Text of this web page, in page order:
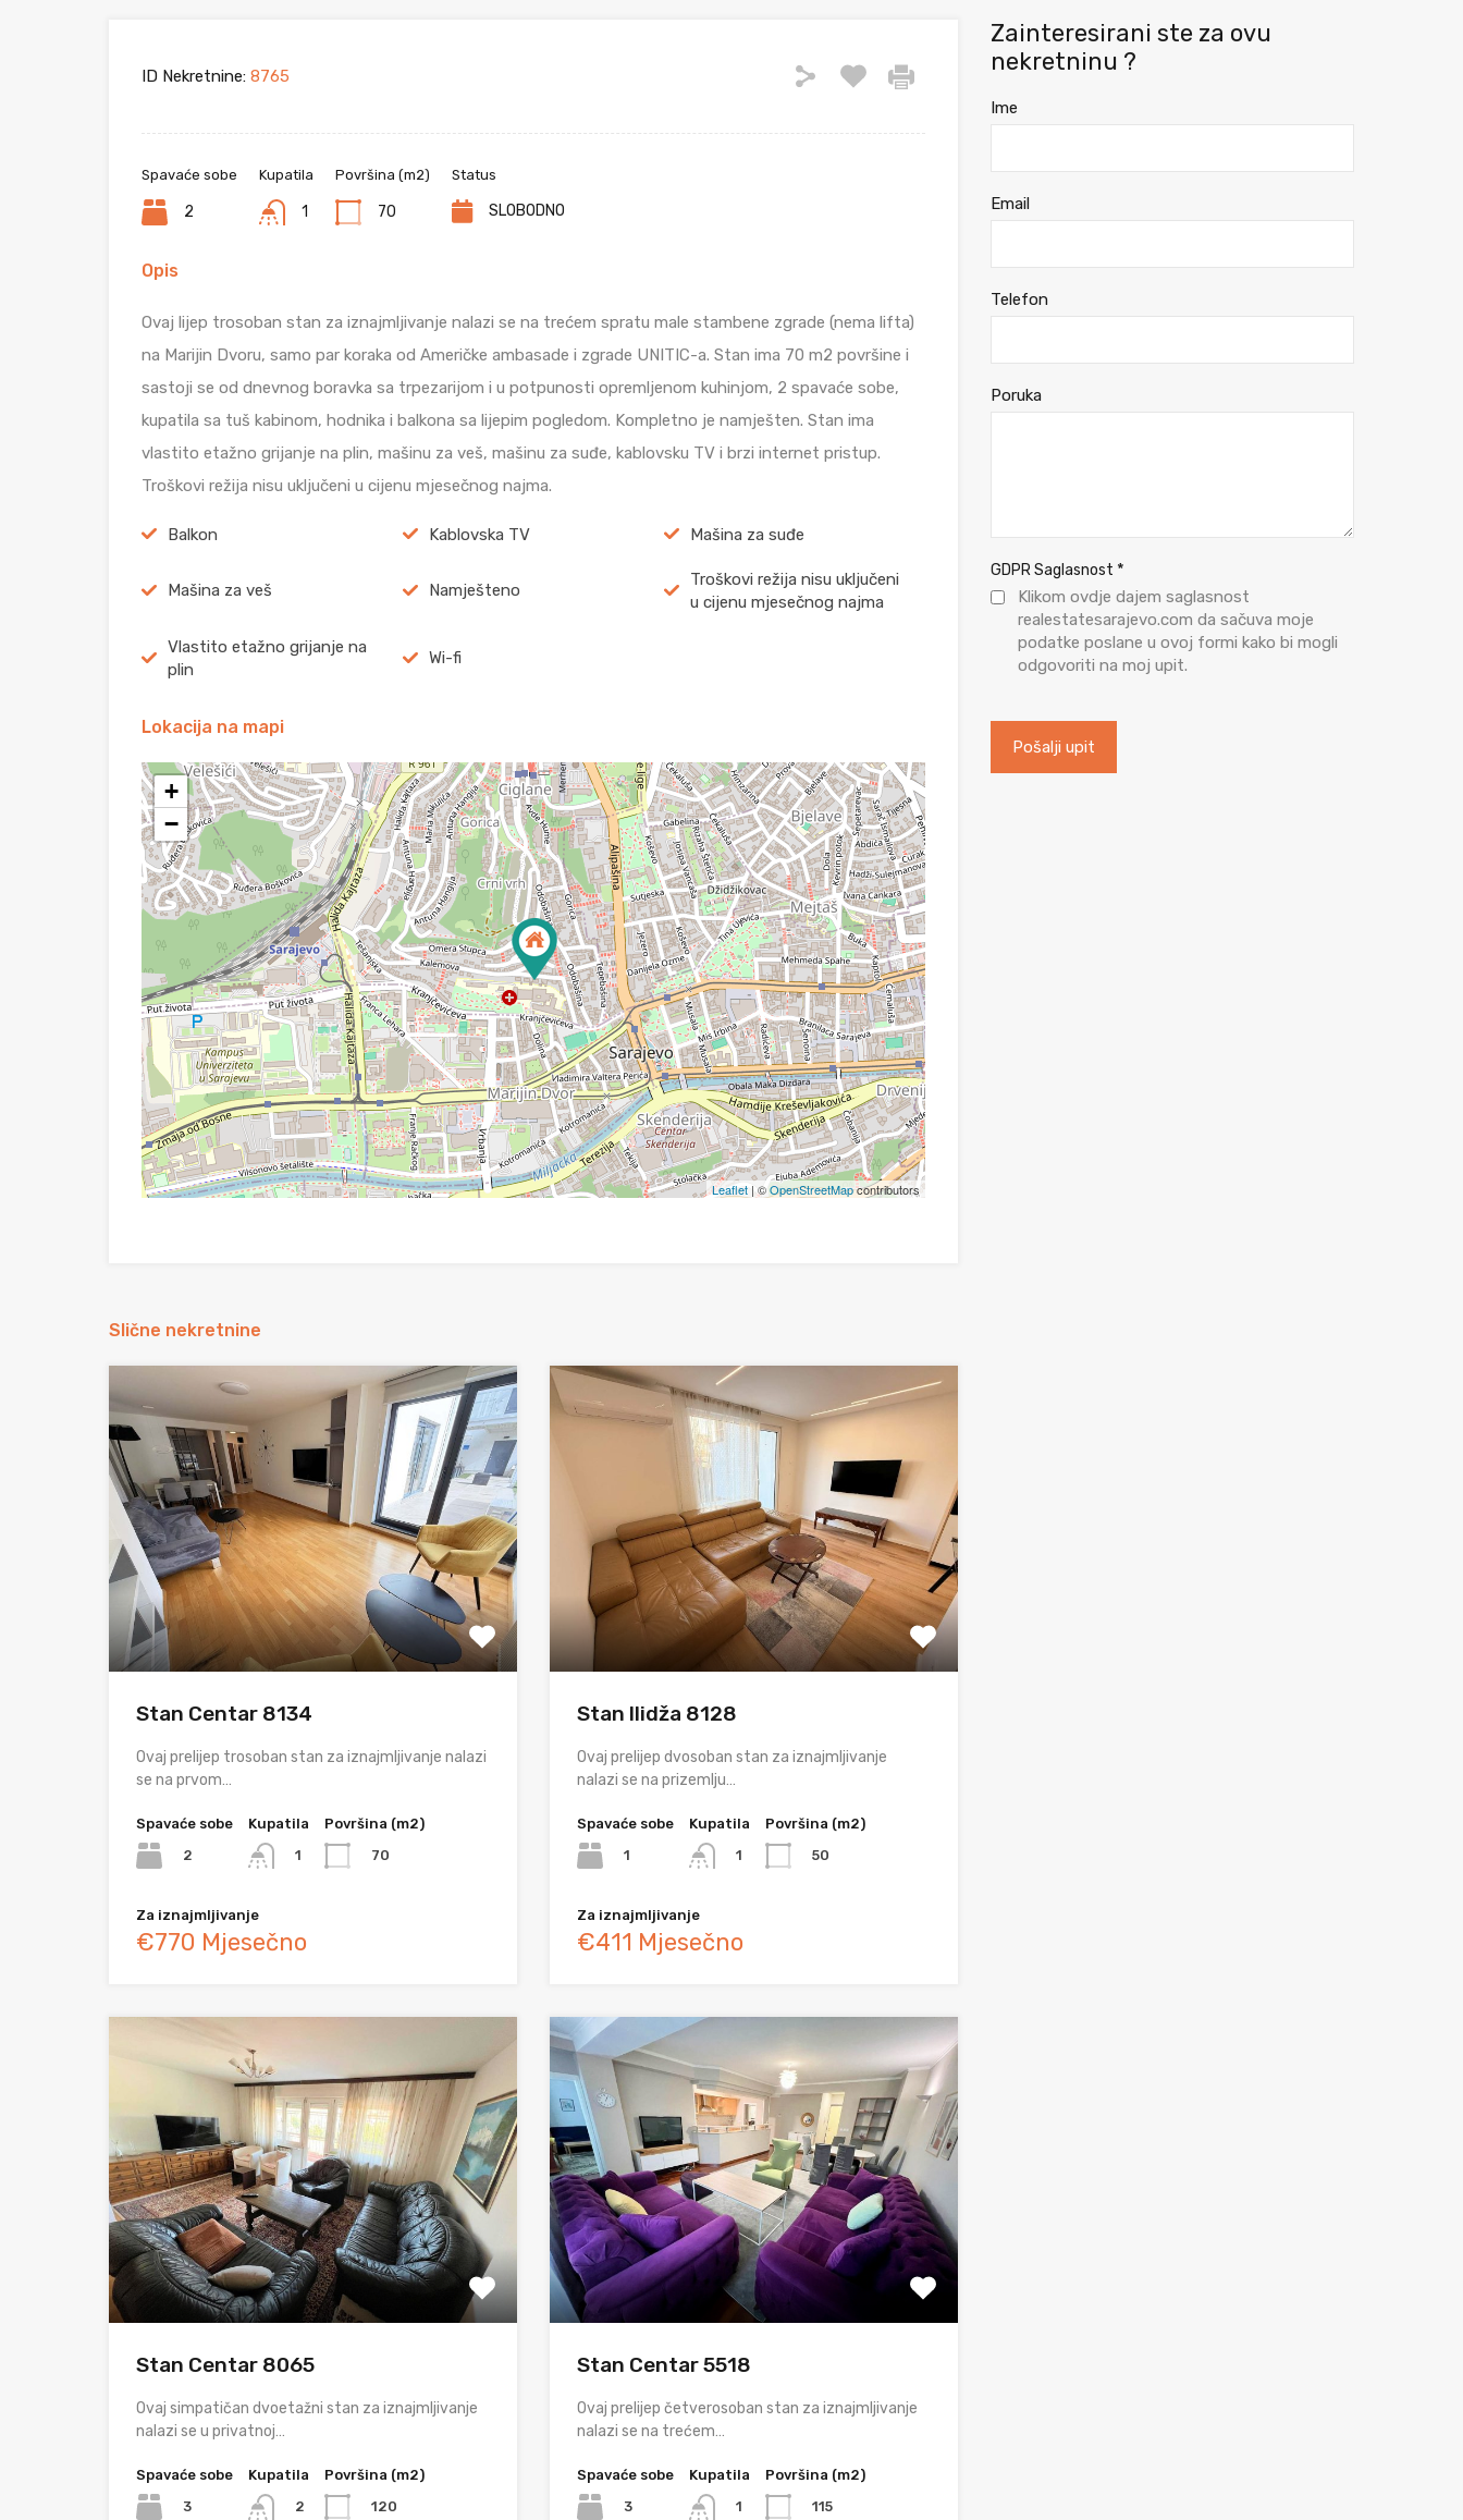
ID Nekretnine: 8765
Spavaće sobe
2
Kupatila
1
Površina (m2)
70
Status
SLOBODNO
Opis
Ovaj lijep trosoban stan za iznajmljivanje nalazi se na trećem spratu male stambene zgrade (nema lifta)
na Marijin Dvoru, samo par koraka od Američke ambasade i zgrade UNITIC-a. Stan ima 70 m2 površine i
sastoji se od dnevnog boravka sa trpezarijom i u potpunosti opremljenom kuhinjom, 2 spavaće sobe,
kupatila sa tuš kabinom, hodnika i balkona sa lijepim pogledom. Kompletno je namješten. Stan ima
vlastito etažno grijanje na plin, mašinu za veš, mašinu za suđe, kablovsku TV i brzi internet pristup.
Troškovi režija nisu uključeni u cijenu mjesečnog najma.
Balkon Kablovska TV Mašina za suđe
Mašina za veš Namješteno
Troškovi režija nisu uključeni
u cijenu mjesečnog najma
Vlastito etažno grijanje na
plin
Wi-fi
Lokacija na mapi
+
−
Leaflet| ©OpenStreetMapcontributors
Slične nekretnine
Stan Centar 8134
Ovaj prelijep trosoban stan za iznajmljivanje nalazi
se na prvom…
Spavaće sobe
2
Kupatila
1
Površina (m2)
70
Za iznajmljivanje
€770 Mjesečno
Stan Ilidža 8128
Ovaj prelijep dvosoban stan za iznajmljivanje
nalazi se na prizemlju…
Spavaće sobe
1
Kupatila
1
Površina (m2)
50
Za iznajmljivanje
€411 Mjesečno
Stan Centar 8065
Ovaj simpatičan dvoetažni stan za iznajmljivanje
nalazi se u privatnoj…
Spavaće sobe
3
Kupatila
2
Površina (m2)
120
Stan Centar 5518
Ovaj prelijep četverosoban stan za iznajmljivanje
nalazi se na trećem…
Spavaće sobe
3
Kupatila
1
Površina (m2)
115
Zainteresirani ste za ovu
nekretninu ?
Ime
Email
Telefon
Poruka
GDPR Saglasnost *
Klikom ovdje dajem saglasnost
realestatesarajevo.com da sačuva moje
podatke poslane u ovoj formi kako bi mogli
odgovoriti na moj upit.